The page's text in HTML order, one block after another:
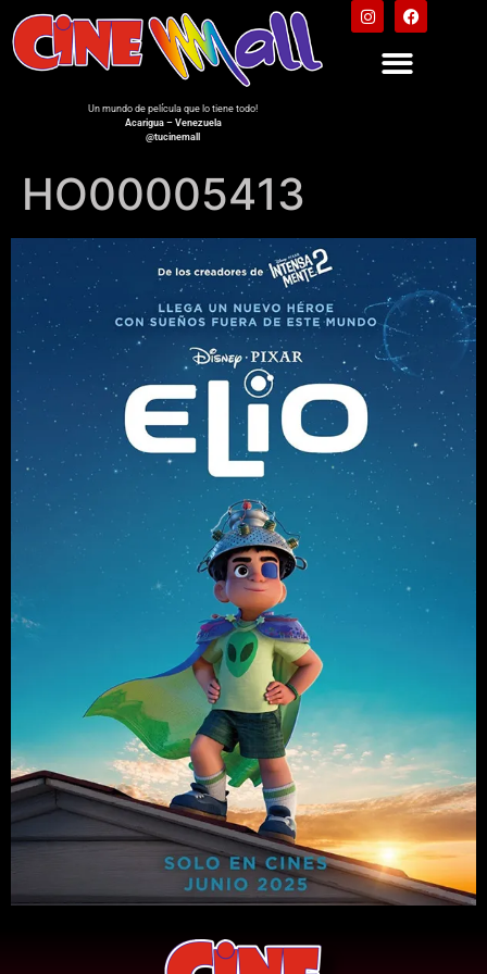
Un mundo de película que lo tiene todo!
Acarigua – Venezuela
@tucinemall
HO00005413